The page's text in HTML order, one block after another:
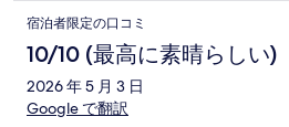
宿泊者限定の口コミ
10/10 (最高に素晴らしい)
2026 年 5 月 3 日
Google で翻訳